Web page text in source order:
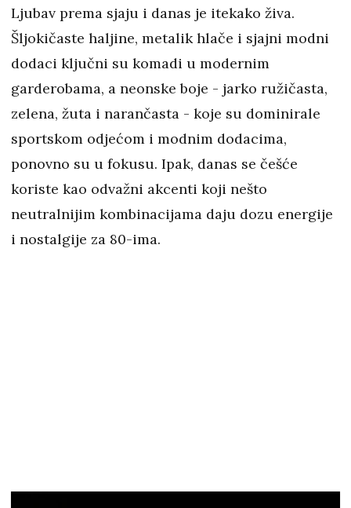
Ljubav prema sjaju i danas je itekako živa.
Šljokičaste haljine, metalik hlače i sjajni modni
dodaci ključni su komadi u modernim
garderobama, a neonske boje - jarko ružičasta,
zelena, žuta i narančasta - koje su dominirale
sportskom odjećom i modnim dodacima,
ponovno su u fokusu. Ipak, danas se češće
koriste kao odvažni akcenti koji nešto
neutralnijim kombinacijama daju dozu energije
i nostalgije za 80-ima.